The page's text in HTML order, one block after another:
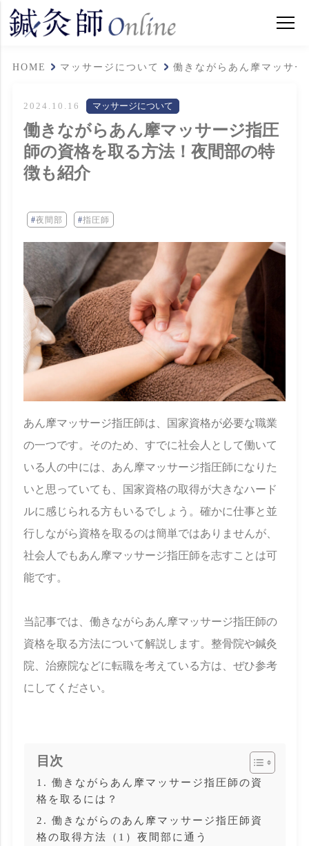
HOME マッサージについて 働きながらあん摩マッサ
2024.10.16 マッサージについて
働きながらあん摩マッサージ指圧
師の資格を取る方法！夜間部の特
徴も紹介
夜間部 指圧師
あん摩マッサージ指圧師は、国家資格が必要な職業
の一つです。そのため、すでに社会人として働いて
いる人の中には、あん摩マッサージ指圧師になりた
いと思っていても、国家資格の取得が大きなハード
ルに感じられる方もいるでしょう。確かに仕事と並
行しながら資格を取るのは簡単ではありませんが、
社会人でもあん摩マッサージ指圧師を志すことは可
能です。
当記事では、働きながらあん摩マッサージ指圧師の
資格を取る方法について解説します。整骨院や鍼灸
院、治療院などに転職を考えている方は、ぜひ参考
にしてください。
目次
1. 働きながらあん摩マッサージ指圧師の資
格を取るには？
2. 働きながらのあん摩マッサージ指圧師資
格の取得方法（1）夜間部に通う